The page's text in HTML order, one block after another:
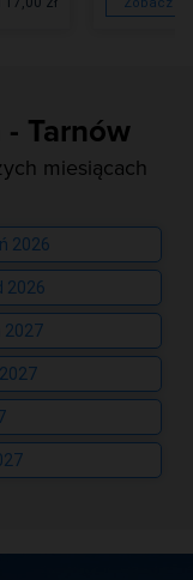
Tarnów
miesiącach
2026
2026
2027